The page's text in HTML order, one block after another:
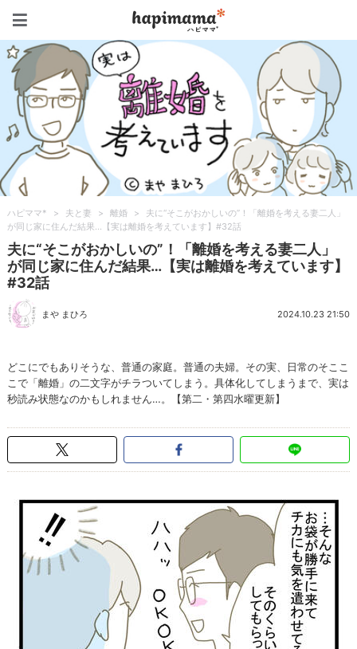
ハピママ* > 夫と妻 > 離婚 >
夫に“そこがおかしいの”！「離婚を考える妻二人」
が同じ家に住んだ結果…【実は離婚を考えています】#32話
夫に“そこがおかしいの”！「離婚を考える妻二人」
が同じ家に住んだ結果…【実は離婚を考えています】
#32話
まや まひろ 2024.10.23 21:50
どこにでもありそうな、普通の家庭。普通の夫婦。その実、日常のそここ
こで「離婚」の二文字がチラついてしまう。具体化してしまうまで、実は
秒読み状態なのかもしれません…。【第二・第四水曜更新】